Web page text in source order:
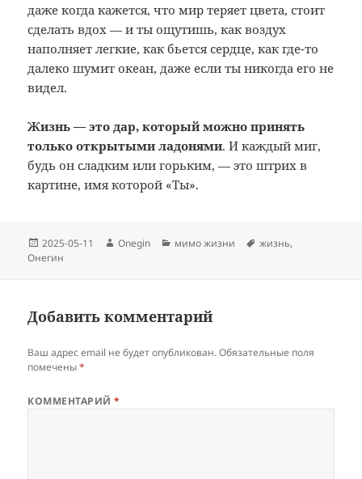
даже когда кажется, что мир теряет цвета, стоит
сделать вдох — и ты ощутишь, как воздух
наполняет легкие, как бьется сердце, как где-то
далеко шумит океан, даже если ты никогда его не
видел.
Жизнь — это дар, который можно принять
только открытыми ладонями. И каждый миг,
будь он сладким или горьким, — это штрих в
картине, имя которой «Ты».
Опубликовано
2025-05-11 Автор
Onegin Рубрики
мимо жизни Метки
жизнь,
Онегин
Добавить комментарий
Ваш адрес email не будет опубликован. Обязательные поля
помечены*
КОММЕНТАРИЙ*